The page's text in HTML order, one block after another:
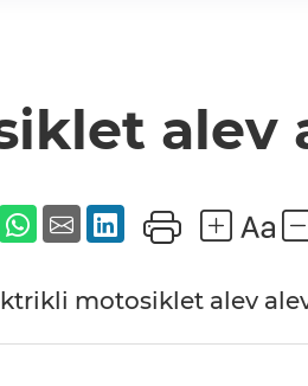
alev
motosiklet alev